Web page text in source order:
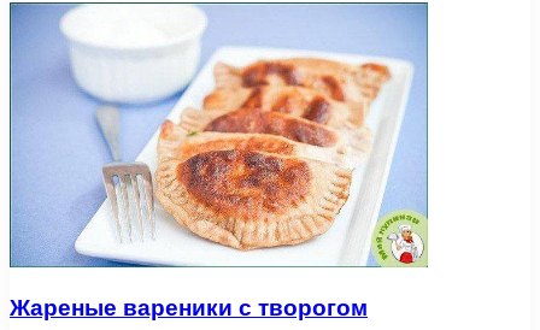
Жареные вареники с творогом